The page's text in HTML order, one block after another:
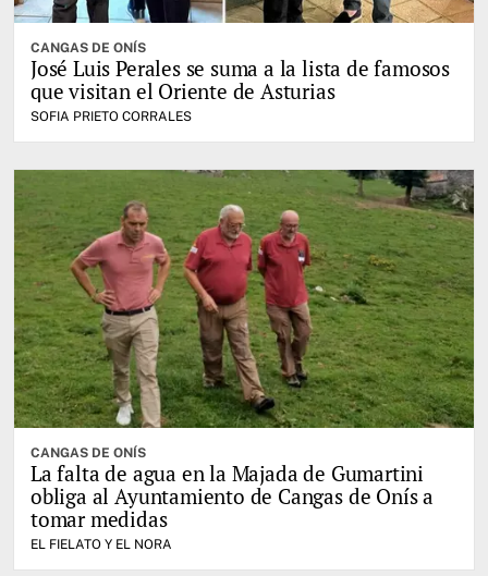
CANGAS DE ONÍS
José Luis Perales se suma a la lista de famosos
que visitan el Oriente de Asturias
SOFIA PRIETO CORRALES
CANGAS DE ONÍS
La falta de agua en la Majada de Gumartini
obliga al Ayuntamiento de Cangas de Onís a
tomar medidas
EL FIELATO Y EL NORA